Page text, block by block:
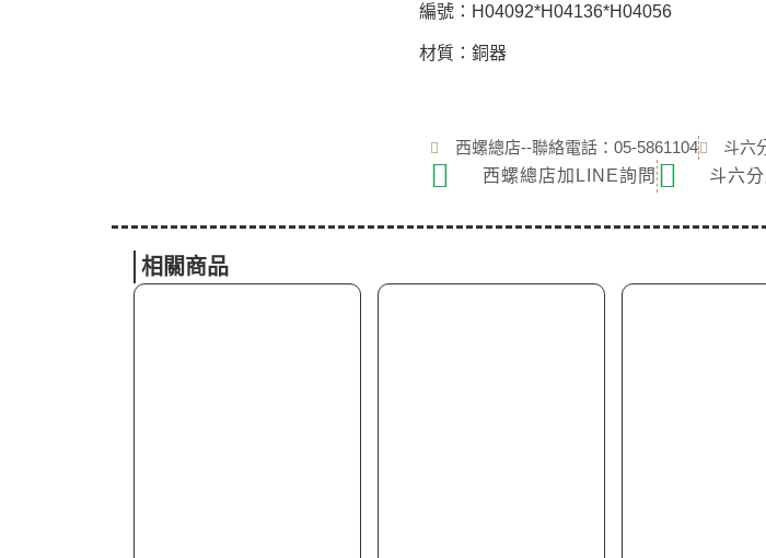
編號：H04092*H04136*H04056
材質：銅器
西螺總店--聯絡電話：05-5861104 斗六
西螺總店加LINE詢問
斗六
相關商品